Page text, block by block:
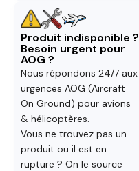
Produit indisponible ?
Besoin urgent pour
AOG ?
Nous répondons 24/7 aux
urgences AOG (Aircraft
On Ground) pour avions
& hélicoptères.
Vous ne trouvez pas un
produit ou il est en
rupture ? On le source